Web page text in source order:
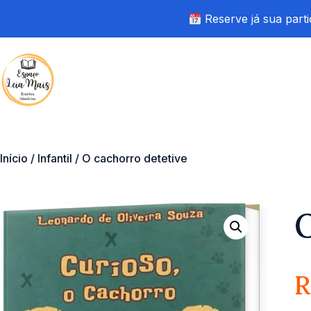
Reserve já sua
Início / Infantil / O cachorro detetive